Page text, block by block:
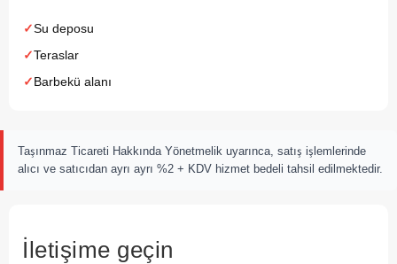
Su deposu
Teraslar
Barbekü alanı
Taşınmaz Ticareti Hakkında Yönetmelik uyarınca, satış işlemlerinde
alıcı ve satıcıdan ayrı ayrı %2 + KDV hizmet bedeli tahsil edilmektedir.
İletişime geçin